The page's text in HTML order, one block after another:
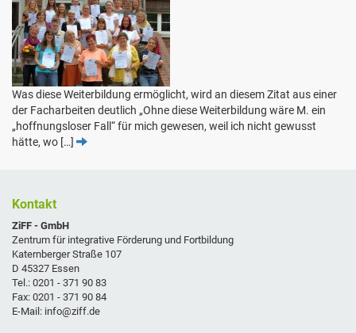
Was diese Weiterbildung ermöglicht, wird an diesem Zitat aus einer
der Facharbeiten deutlich „Ohne diese Weiterbildung wäre M. ein
„hoffnungsloser Fall“ für mich gewesen, weil ich nicht gewusst
hätte, wo […]
Kontakt
ZiFF - GmbH
Zentrum für integrative Förderung und Fortbildung
Katernberger Straße 107
D 45327 Essen
Tel.: 0201 - 371 90 83
Fax: 0201 - 371 90 84
E-Mail: info@ziff.de